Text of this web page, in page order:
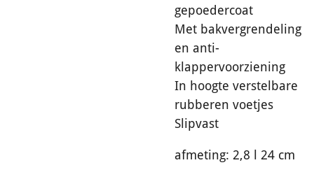
gepoedercoat
Met bakvergrendeling
en anti-
klappervoorziening
In hoogte verstelbare
rubberen voetjes
Slipvast
afmeting: 2,8 l 24 cm